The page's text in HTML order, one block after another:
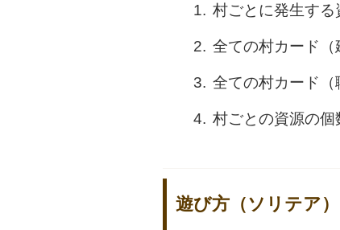
村ごとに発生する
全ての村カード（
全ての村カード（
村ごとの資源の個
遊び方（ソリテア）